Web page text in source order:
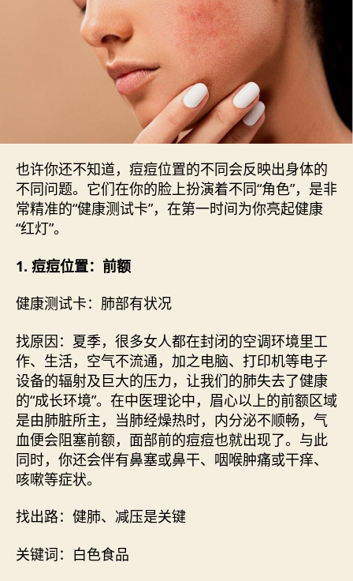
也许你还不知道，痘痘位置的不同会反映出身体的
不同问题。它们在你的脸上扮演着不同“角色”，是非
常精准的“健康测试卡”，在第一时间为你亮起健康
“红灯”。
1. 痘痘位置：前额
健康测试卡：肺部有状况
找原因：夏季，很多女人都在封闭的空调环境里工
作、生活，空气不流通，加之电脑、打印机等电子
设备的辐射及巨大的压力，让我们的肺失去了健康
的“成长环境”。在中医理论中，眉心以上的前额区域
是由肺脏所主，当肺经燥热时，内分泌不顺畅，气
血便会阻塞前额，面部前的痘痘也就出现了。与此
同时，你还会伴有鼻塞或鼻干、咽喉肿痛或干痒、
咳嗽等症状。
找出路：健肺、减压是关键
关键词：白色食品